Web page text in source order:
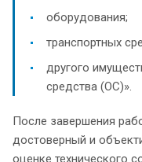
оборудования;
транспортных
другого
средства (ОС)».
После завершения
достоверный и
оценке технического